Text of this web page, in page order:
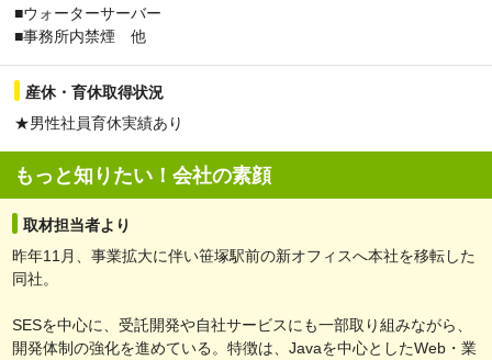
■ウォーターサーバー
■事務所内禁煙 他
産休・育休取得状況
★男性社員育休実績あり
もっと知りたい！会社の素顔
取材担当者より
昨年11月、事業拡大に伴い笹塚駅前の新オフィスへ本社を移転した
同社。
SESを中心に、受託開発や自社サービスにも一部取り組みながら、
開発体制の強化を進めている。特徴は、Javaを中心としたWeb・業